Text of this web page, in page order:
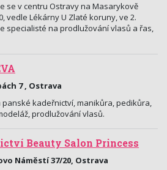
se v centru Ostravy na Masarykově
vedle Lékárny U Zlaté koruny, ve 2.
specialisté na prodlužování vlasů a řas,
7 , Ostrava
panské kadeřnictví, manikůra, pedikůra,
prodlužování vlasů.
Beauty Salon Princess
Náměstí 37/20, Ostrava